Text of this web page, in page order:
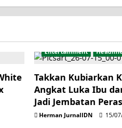
Entertainment
Takkan Kubiarkan
Angkat Luka Ibu
Jadi Jembatan
Herman JurnalIDN 15/